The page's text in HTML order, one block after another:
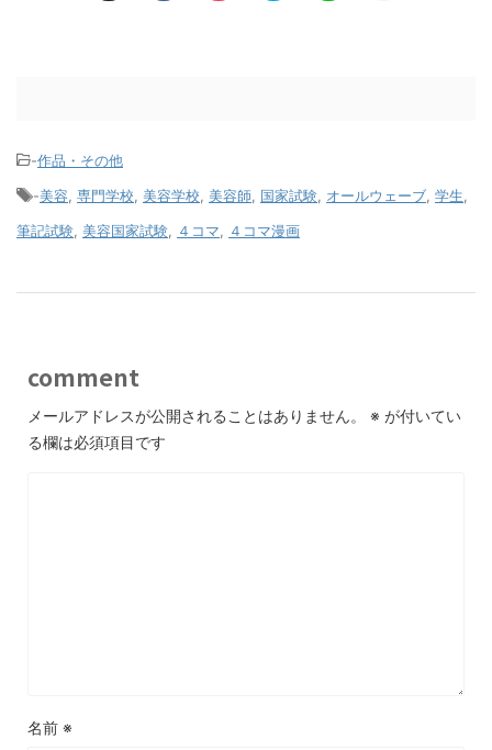
-作品・その他
-美容, 専門学校, 美容学校, 美容師, 国家試験, オールウェーブ, 学生,
筆記試験, 美容国家試験, ４コマ, ４コマ漫画
comment
メールアドレスが公開されることはありません。 ※ が付いてい
る欄は必須項目です
名前 ※